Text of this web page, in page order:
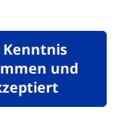
Kenntnis
und